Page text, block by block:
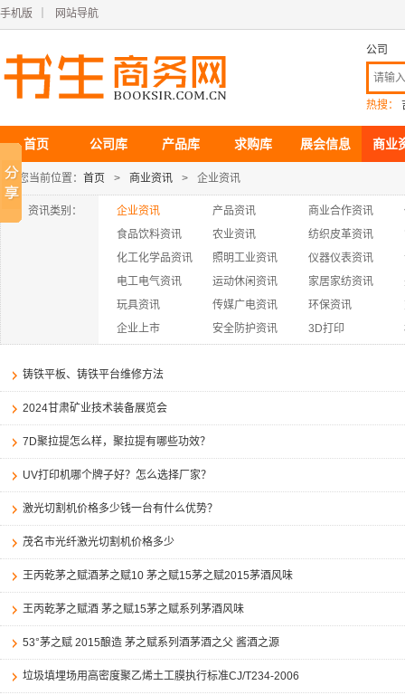
手机版 网站导航
公司
热搜：
首页 公司库 产品库 求购库 展会信息 商业
您当前位置： 首页 > 商业资讯 > 企业资讯
资讯类别： 企业资讯 产品资讯 商业合作资讯
食品饮料资讯
农业资讯 纺织皮革资讯
化工化学品资讯
照明工业资讯 仪器仪表资讯
电工电气资讯
运动休闲资讯 家居家纺资讯
玩具资讯
传媒广电资讯 环保资讯
企业上市
安全防护资讯 3D打印
铸铁平板、铸铁平台维修方法
2024甘肃矿业技术装备展览会
7D聚拉提怎么样，聚拉提有哪些功效？
UV打印机哪个牌子好？怎么选择厂家？
激光切割机价格多少钱一台有什么优势？
茂名市光纤激光切割机价格多少
王丙乾茅之赋酒茅之赋10 茅之赋15茅之赋2015茅酒风味
王丙乾茅之赋酒 茅之赋15茅之赋系列茅酒风味
53°茅之赋 2015酿造 茅之赋系列酒茅酒之父 酱酒之源
垃圾填埋场用高密度聚乙烯土工膜执行标准CJ/T234-2006